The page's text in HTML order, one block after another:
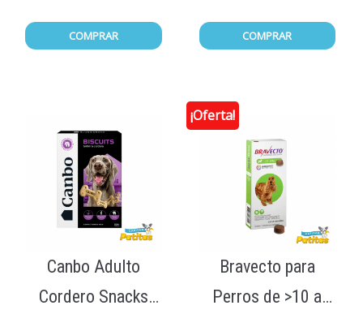
COMPRAR COMPRAR
Canbo Adulto
Cordero Snacks
¡Oferta!
Bravecto para
Perros de >10 a